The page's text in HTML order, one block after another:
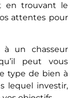
en trouvant le
attentes pour
un chasseur
peut vous
type de bien à
lequel investir,